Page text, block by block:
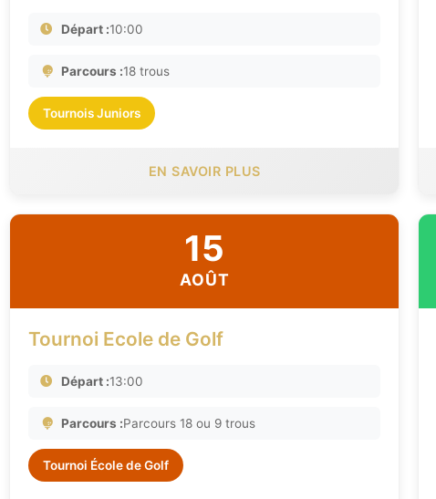
Départ :10:00
Parcours :18 trous
Tournois Juniors
EN SAVOIR PLUS
15
AOÛT
Tournoi Ecole de Golf
Départ :13:00
Parcours :Parcours 18 ou 9 trous
Tournoi École de Golf